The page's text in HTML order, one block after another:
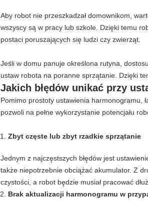
Aby robot nie przeszkadzał domownikom,
wszyscy są w pracy lub szkole. Dzięki temu
postaci poruszających się ludzi czy zwierząt.
Jeśli w domu panuje określona rutyna,
ustaw robota na poranne sprzątanie. Dzięki
Jakich błędów unikać przy
Pomimo prostoty ustawienia harmonogramu,
pozwoli na pełne wykorzystanie potencjału
Zbyt częste lub zbyt rzadkie sprzątanie
Jednym z najczęstszych błędów jest
także niepotrzebnie obciążać akumulator. Z
czystości, a robot będzie musiał pracować
Brak aktualizacji harmonogramu w